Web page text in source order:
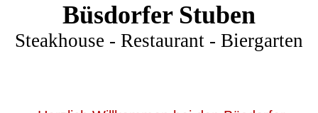
Büsdorfer Stuben
Steakhouse - Restaurant - Biergarten